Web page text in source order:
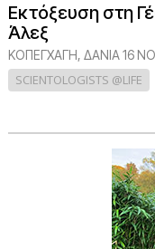
Εκτόξευση στη
Άλεξ
ΚΟΠΕΓΧΆΓΗ, ΔΑΝΊΑ16
SCIENTOLOGISTS @LIFE